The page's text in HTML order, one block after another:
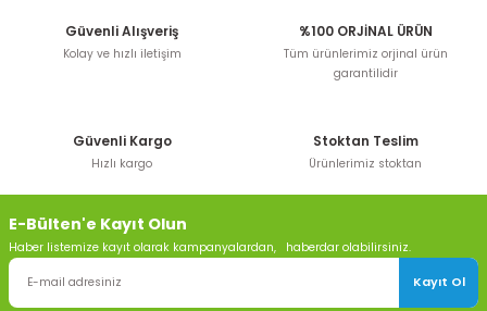
Güvenli Alışveriş
Kolay ve hızlı iletişim
%100 ORJİNAL ÜRÜN
Tüm ürünlerimiz orjinal ürün
garantilidir
Güvenli Kargo
Hızlı kargo
Stoktan Teslim
Ürünlerimiz stoktan
E-Bülten'e Kayıt Olun
Haber listemize kayıt olarak kampanyalardan, haberdar olabilirsiniz.
Kayıt Ol